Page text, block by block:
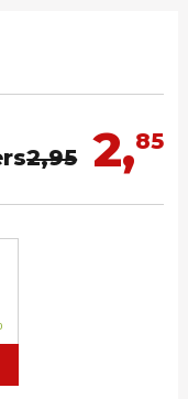
2,85
2,95